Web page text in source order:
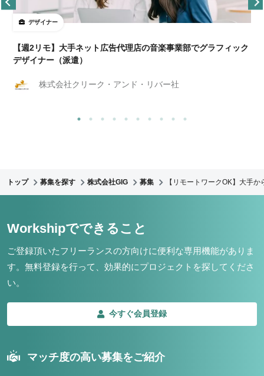
デザイナー
【週2リモ】大手ネット広告代理店の音楽事業部でグラフィック
デザイナー（派遣）
株式会社クリーク・アンド・リバー社
トップ 募集を探す 株式会社GIG 募集 【リモートワークOK】大手
Workshipでできること
ご登録頂いたフリーランスの方向けに便利な専用機能がありま
す。 無料登録を行って、効果的にプロジェクトを探してくださ
い。
今すぐ会員登録
マッチ度の高い募集をご紹介